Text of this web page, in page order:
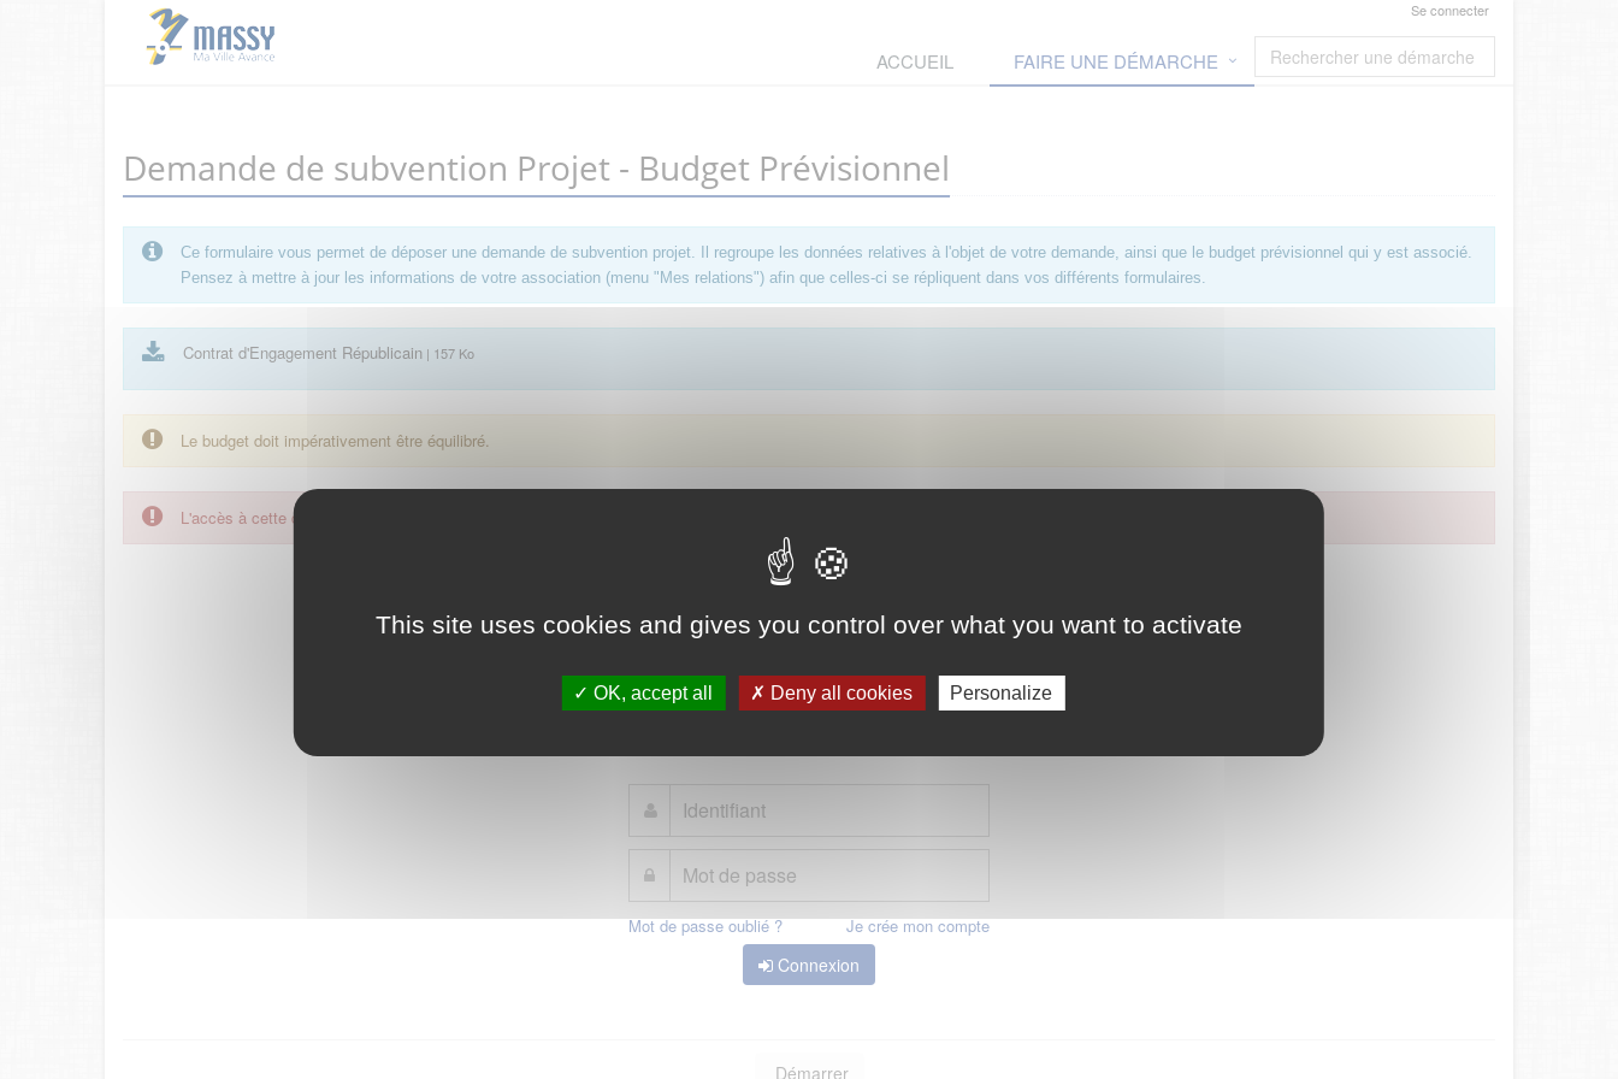
Se connecter
ACCUEIL FAIRE UNE DÉMARCHE
Demande de subvention Projet - Budget Prévisionnel
Ce formulaire vous permet de déposer une demande de subvention projet. Il regroupe les données relatives à l'objet de votre demande, ainsi que le budget prévisionnel qui y est associé.
Pensez à mettre à jour les informations de votre association (menu "Mes relations") afin que celles-ci se répliquent dans vos différents formulaires.
Contrat d'Engagement Républicain | 157 Ko
Le budget doit impérativement être équilibré.
L'accès à cette démarche ne vous est pas autorisé. Afin d'y avoir accès, vous devez
FranceConnect est la solution proposée par l'Etat pour simplifier votre connexion aux services en ligne.
Qu'est-ce que FranceConnect ?
Mot de passe oublié ? Je crée mon compte
Connexion
Démarrer
This site uses cookies and gives you control over what you want to activate
OK, accept all Deny all cookies Personalize